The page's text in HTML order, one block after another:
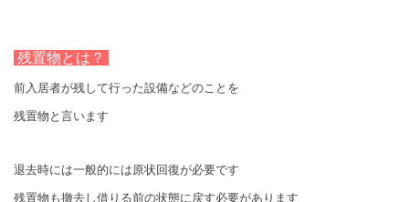
残置物とは？
前入居者が残して行った設備などのことを
残置物と言います
退去時には一般的には原状回復が必要です
残置物も撤去し借りる前の状態に戻す必要があります